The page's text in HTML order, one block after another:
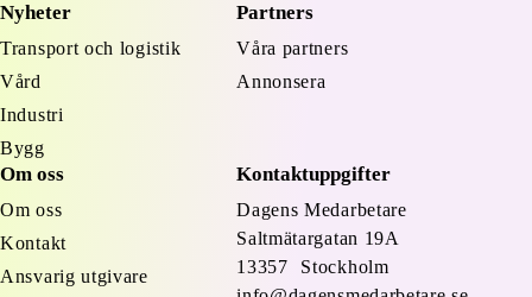
Nyheter
Transport och logistik
Vård
Industri
Bygg
Partners
Våra partners
Annonsera
Om oss
Om oss
Kontakt
Ansvarig utgivare
Kontaktuppgifter
Dagens Medarbetare
Saltmätargatan 19A
13357 Stockholm